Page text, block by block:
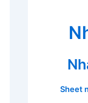
Sheet